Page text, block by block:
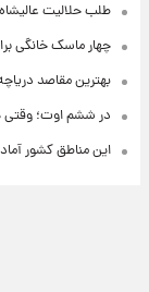
طلب حلالیت
چهار ماسک خانگی
بهترین مقاصد
در ششم اوت؛ وقتی
این مناطق کشور